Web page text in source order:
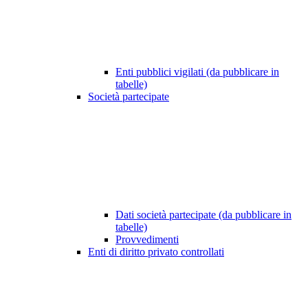
Enti pubblici vigilati (da pubblicare in
tabelle)
Società partecipate
Dati società partecipate (da pubblicare in
tabelle)
Provvedimenti
Enti di diritto privato controllati